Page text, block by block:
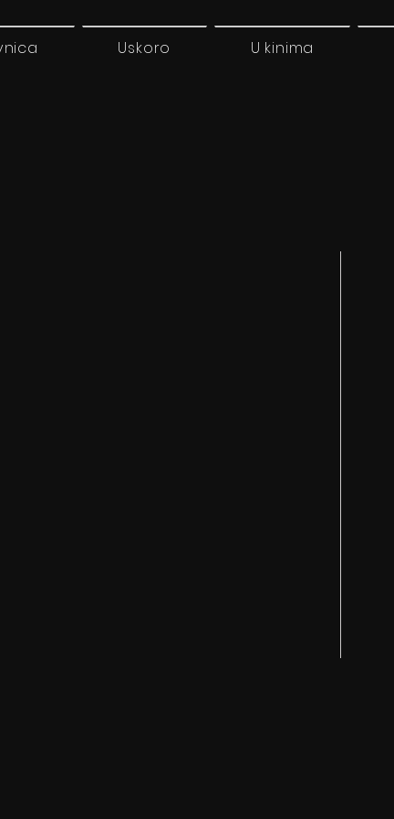
Uskoro U kinima